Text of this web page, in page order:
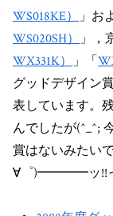
WS018KE） 」お
WS020SH） 」，
WX331K） 」「
グッドデザイン
表しています。
んでしたが(^_^;
賞はないみた
∀゜)━━━━ッ!!っ